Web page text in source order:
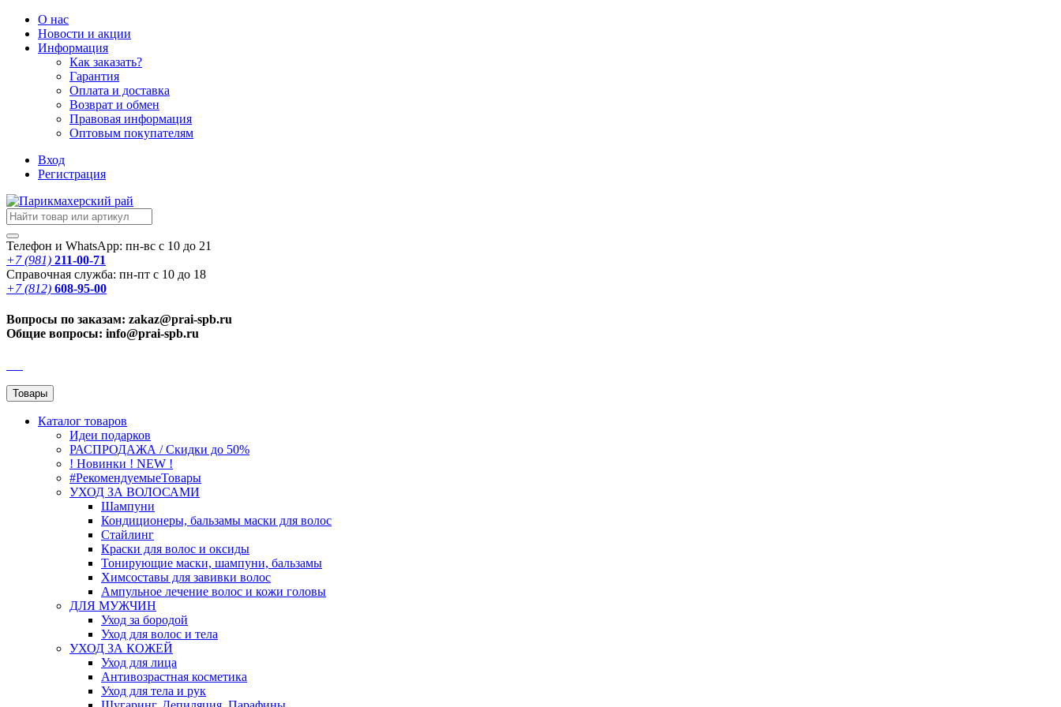
О нас
Новости и акции
Информация
Как заказать?
Гарантия
Оплата и доставка
Возврат и обмен
Правовая информация
Оптовым покупателям
Вход
Регистрация
Телефон и WhatsApp: пн-вс с 10 до 21
+7 (981) 211-00-71
Справочная служба: пн-пт с 10 до 18
+7 (812) 608-95-00
Вопросы по заказам: zakaz@prai-spb.ru
Общие вопросы: info@prai-spb.ru
Товары
Каталог товаров
Идеи подарков
РАСПРОДАЖА / Скидки до 50%
! Новинки ! NEW !
#РекомендуемыеТовары
УХОД ЗА ВОЛОСАМИ
Шампуни
Кондиционеры, бальзамы маски для волос
Стайлинг
Краски для волос и оксиды
Тонирующие маски, шампуни, бальзамы
Химсоставы для завивки волос
Ампульное лечение волос и кожи головы
ДЛЯ МУЖЧИН
Уход за бородой
Уход для волос и тела
УХОД ЗА КОЖЕЙ
Уход для лица
Антивозрастная косметика
Уход для тела и рук